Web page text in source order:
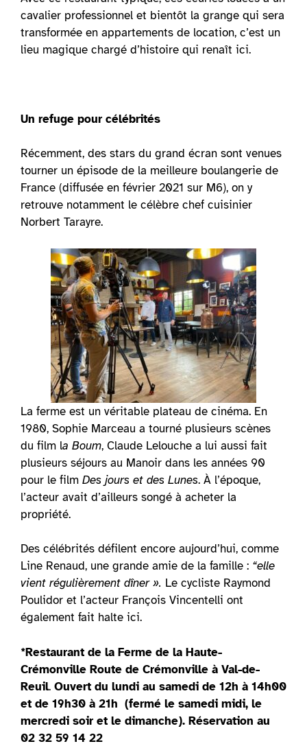
cavalier professionnel et bientôt la grange qui sera
transformée en appartements de location, c’est un
lieu magique chargé d’histoire qui renaît ici.
Un refuge pour célébrités
Récemment, des stars du grand écran sont venues
tourner un épisode de la meilleure boulangerie de
France (diffusée en février 2021 sur M6), on y
retrouve notamment le célèbre chef cuisinier
Norbert Tarayre.
La ferme est un véritable plateau de cinéma. En
1980, Sophie Marceau a tourné plusieurs scènes
du film la Boum, Claude Lelouche a lui aussi fait
plusieurs séjours au Manoir dans les années 90
pour le film Des jours et des Lunes. À l’époque,
l’acteur avait d’ailleurs songé à acheter la
propriété.
Des célébrités défilent encore aujourd’hui, comme
Line Renaud, une grande amie de la famille : “elle
vient régulièrement dîner ». Le cycliste Raymond
Poulidor et l’acteur François Vincentelli ont
également fait halte ici.
*Restaurant de la Ferme de la Haute-
Crémonville Route de Crémonville à Val-de-
Reuil. Ouvert du lundi au samedi de 12h à 14h00
et de 19h30 à 21h (fermé le samedi midi, le
mercredi soir et le dimanche). Réservation au
02 32 59 14 22